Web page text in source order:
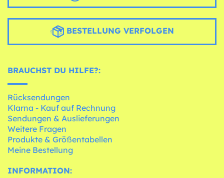
BESTELLUNG VERFOLGEN
BRAUCHST DU HILFE?:
Rücksendungen
Klarna - Kauf auf Rechnung
Sendungen & Auslieferungen
Weitere Fragen
Produkte & Größentabellen
Meine Bestellung
INFORMATION: